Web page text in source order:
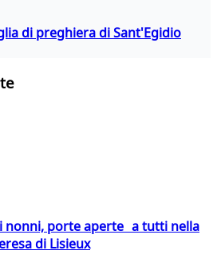
di preghiera di Sant'Egidio
nonni, porte aperte a tutti nella
di Lisieux